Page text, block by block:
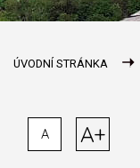
ÚVODNÍ STRÁNKA
A A+